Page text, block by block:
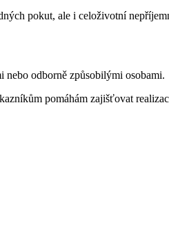
pokut, ale i celoživotní
nebo odborně způsobilými osobami.
pomáhám zajišťovat